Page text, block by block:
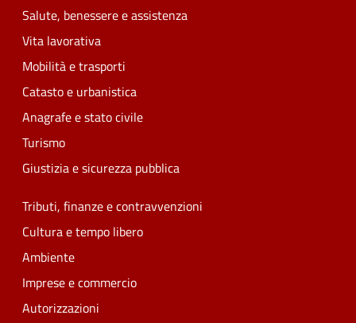
Salute, benessere e assistenza
Vita lavorativa
Mobilità e trasporti
Catasto e urbanistica
Anagrafe e stato civile
Turismo
Giustizia e sicurezza pubblica
Tributi, finanze e contravvenzioni
Cultura e tempo libero
Ambiente
Imprese e commercio
Autorizzazioni